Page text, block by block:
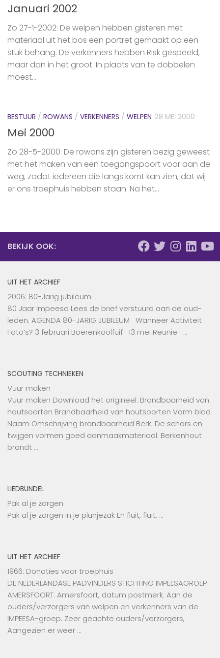
Januari 2002
Zo 27-1-2002: De welpen hebben gisteren met
materiaal uit het bos een portret gemaakt op een
stuk behang. De verkenners hebben Risk gespeeld,
maar dan in het groot. In plaats van te dobbelen
moest...
BESTUUR / ROWANS / VERKENNERS / WELPEN 28 MEI 2000
Mei 2000
Zo 28-5-2000: De rowans zijn gisteren bezig geweest
met het maken van een toegangspoort voor aan de
weg, zodat iedereen die langs komt kan zien, dat wij
er ons troephuis hebben staan. Na het...
BEKIJK OOK:
UIT HET ARCHIEF
2006: 80-Jarig jubileum
80 Jaar Impeesa Lees de brief verstuurd aan de oud-
leden. AGENDA 80-JARIG JUBILEUM Wanneer Activiteit
Foto’s? 3 februari Boerenkoolfuif 13 mei Reunie …
SCOUTING TECHNIEKEN
Vuur maken
Vuur maken Download het origineel: Brandbaarheid van
houtsoorten Brandbaarheid van houtsoorten Vorm blad
Naam Omschrijving brandbaarheid Berk: De schors en
twijgen vormen goed aanmaakmateriaal. Berkenhout
brandt …
LIEDBUNDEL
Pak al je zorgen
Pak al je zorgen in je plunjezak En fluit, fluit, …
UIT HET ARCHIEF
1966: Donaties voor troephuis
DE NEDERLANDASE PADVINDERS STICHTING IMPEESAGROEP
AMERSFOORT. Amersfoort, datum postmerk. Aan de
ouders/verzorgers van welpen en verkenners van de
IMPEESA-groep. Zeer geachte ouders/verzorgers,
Aangezien er weer …